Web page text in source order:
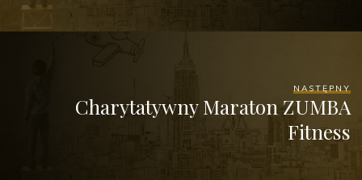
NASTĘPNY
Charytatywny Maraton ZUMBA
Fitness